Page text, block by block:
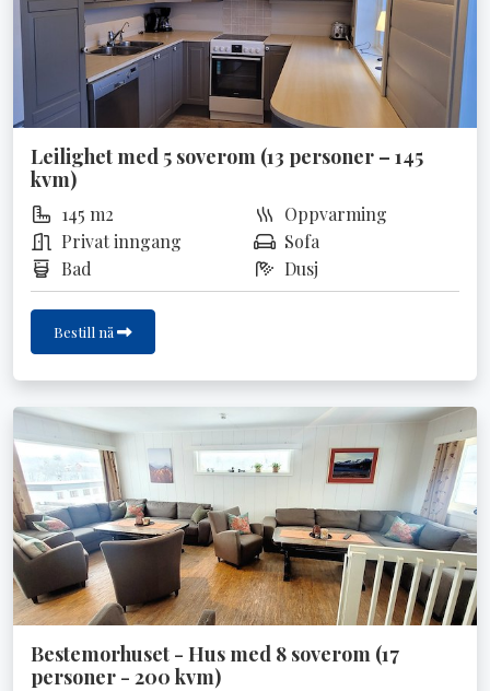
Leilighet med 5 soverom (13 personer – 145
kvm)
145 m2
Oppvarming
Privat inngang
Sofa
Bad
Dusj
Bestill nå
Bestemorhuset - Hus med 8 soverom (17
personer - 200 kvm)